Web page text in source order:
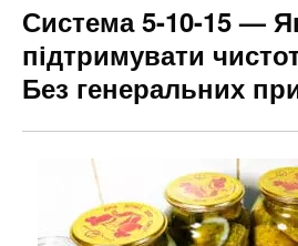
Система 5-10-15 —
підтримувати
Без генеральних